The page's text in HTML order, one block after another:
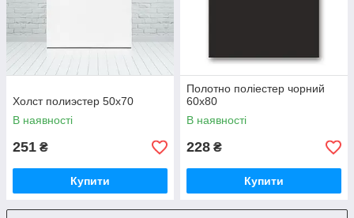
Холст полиэстер 50х70
В наявності
251 ₴
Купити
Полотно поліестер чорний
60х80
В наявності
228 ₴
Купити